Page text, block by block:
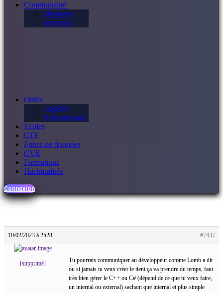
Communauté
Membres
Journaux
Outils
Logiciel
Ransomware
Ecoles
CTF
Fuites de données
CVE
Formations
Hacktualités
Connexion
10/02/2023 à 2h28 #7437
[supprimé]
Tu pourrais communiquer au développeur comme Lomb a dit
ou si jamais tu veux créer le tient ça va prendre du temps, faut
très bien gérer le C++ ou C# (dépend de ce que tu veux faire,
un internal ou external) sachant que internal et plus simple